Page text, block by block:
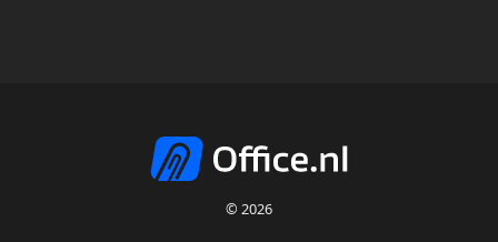
© 2026